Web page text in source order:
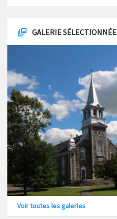
GALERIE SÉLECTIONNÉE
Voir toutes les galeries